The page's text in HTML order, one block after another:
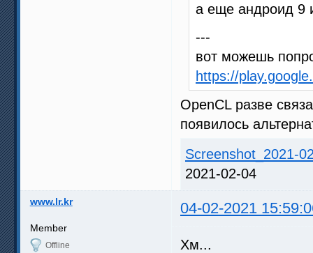
а еще андроид 9
---
вот можешь
https://
OpenCL разве
появилось
Screenshot_2021-
2021-02-04
www.lr.kr 04-02-2021
Member
Offline
Хм...